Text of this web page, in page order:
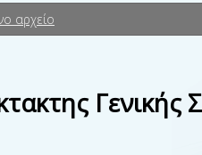
αρχείο
Γενικής